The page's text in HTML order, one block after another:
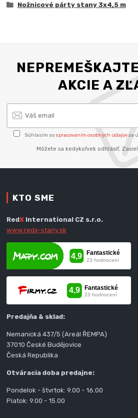
Nožnicové párty stany 3x4,5 m
AKCIE A
Súhlasím so spracovaním osobných údajovza
Môžete sa kedykoľvek odhlásiť.
KTO SME
RedX International CZ s.r.o.
www.redx-stany.sk
Predajňa & sklad:
Nemanická 437/5 (Areál ŘEMPA)
37010 České Budějovice
Česká Republika
Otváracia doba predajne:
Pondelok - štvrtok: 9.00 - 16.00
Piatok: 9.00 - 15.00